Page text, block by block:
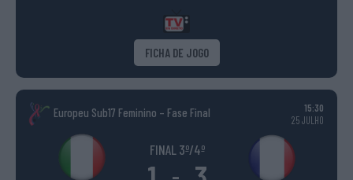
FICHA DE JOGO
Europeu Sub17 Feminino – Fase Final
15:30
25 JULHO
FINAL 3º/4º